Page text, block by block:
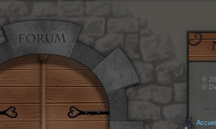
©
©
Accueil